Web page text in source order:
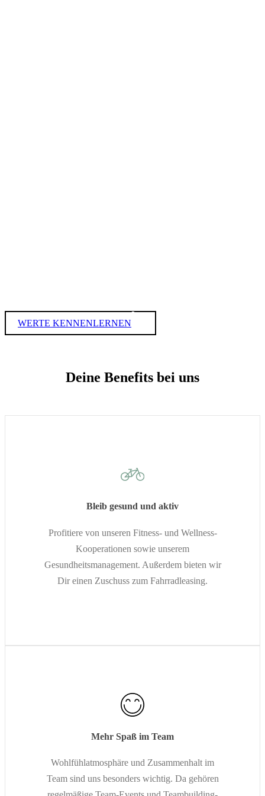
WERTE KENNENLERNEN
Deine Benefits bei uns
Bleib gesund und aktiv
Profitiere von unseren Fitness- und Wellness-
Kooperationen sowie unserem
Gesundheitsmanagement. Außerdem bieten wir
Dir einen Zuschuss zum Fahrradleasing.
Mehr Spaß im Team
Wohlfühlatmosphäre und Zusammenhalt im
Team sind uns besonders wichtig. Da gehören